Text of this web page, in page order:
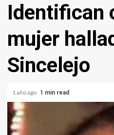
Identifican
mujer
Sincelejo
1 año ago 1 min read